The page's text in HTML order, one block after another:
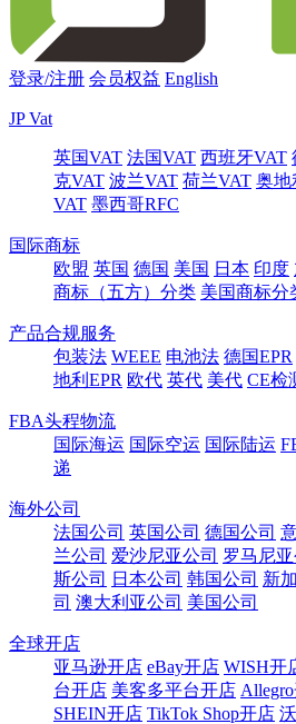
登录/注册 会员权益 English
JP Vat
英国VAT 法国VAT 西班牙VAT
克VAT 波兰VAT 荷兰VAT 奥地
VAT 墨西哥RFC
国际商标
欧盟 英国 德国 美国 日本 印度
商标（五方）分类 美国商标分
产品合规服务
包装法 WEEE 电池法 德国EPR
地利EPR 欧代 英代 美代 CE检
FBA头程物流
国际海运 国际空运 国际陆运
递
海外公司
法国公司 英国公司 德国公司
兰公司 爱沙尼亚公司 罗马尼亚
斯公司
日本公司 韩国公司 新
司 澳大利亚公司 美国公司
全球开店
亚马逊开店 eBay开店 WISH开
台开店 美客多平台开店
SHEIN开店 TikTok Shop开店